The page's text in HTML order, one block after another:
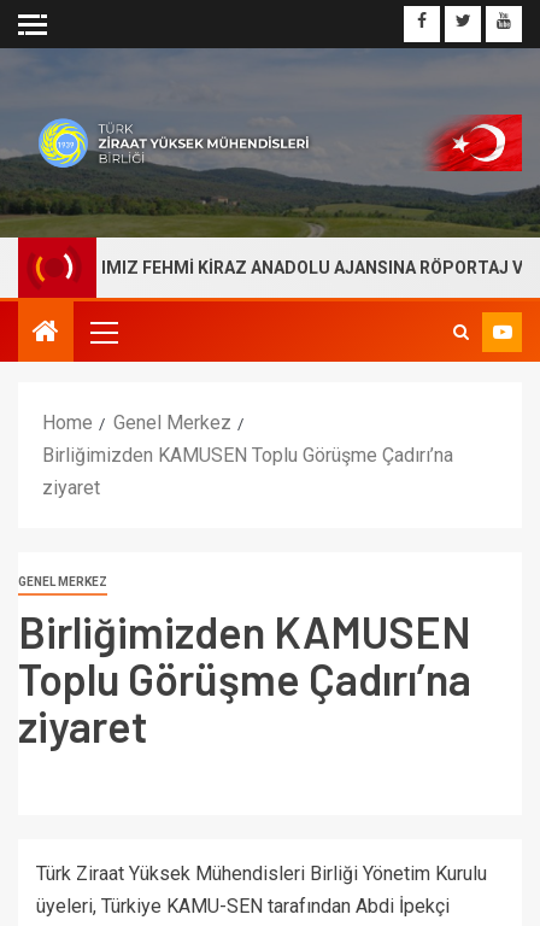
FEHMİ KİRAZ ANADOLU AJANSINA RÖPORTAJ VERDİ
Home
Genel Merkez
Birliğimizden KAMUSEN Toplu Görüşme Çadırı’na
ziyaret
GENEL MERKEZ
Birliğimizden KAMUSEN
Toplu Görüşme Çadırı’na
ziyaret
Türk Ziraat Yüksek Mühendisleri Birliği Yönetim Kurulu
üyeleri, Türkiye KAMU-SEN tarafından Abdi İpekçi